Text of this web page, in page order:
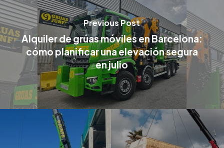
Previous Post
Alquiler de grúas móviles en Barcelona:
cómo planificar una elevación segura
en julio